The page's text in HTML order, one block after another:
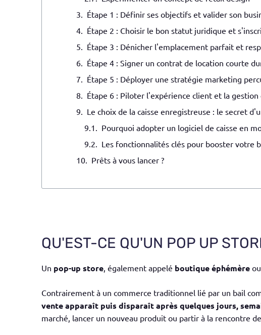
Étape 1 : Définir ses objectifs et valider son
Étape 2 : Choisir le bon statut juridique et
Étape 3 : Dénicher l'emplacement parfait et
Étape 4 : Signer un contrat de location courte
Étape 5 : Déployer une stratégie marketing
Étape 6 : Piloter l'expérience client et la
Le choix de la caisse enregistreuse : le secret
Pourquoi adopter un logiciel de caisse en
Les fonctionnalités clés pour booster votre
Prêts à vous lancer ?
QU'EST-CE QU'UN POP UP
Un pop-up store, également appelé boutique éphémère ou
Contrairement à un commerce traditionnel lié par un bail
vente apparaît puis disparaît après quelques jours,
marché, lancer un nouveau produit ou partir à la rencontre